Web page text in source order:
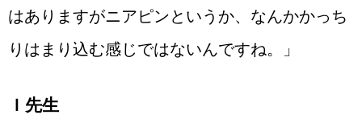
はありますがニアピンというか、なんかかっち
りはまり込む感じではないんですね。」
Ｉ先生